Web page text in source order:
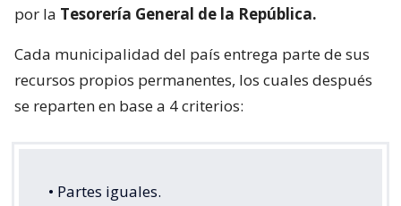
por la Tesorería General de la República.
Cada municipalidad del país entrega parte de sus
recursos propios permanentes, los cuales después
se reparten en base a 4 criterios:
• Partes iguales.